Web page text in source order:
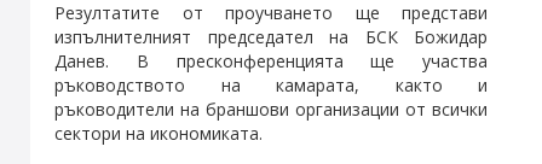
Резултатите от проучването ще представи
изпълнителният председател на БСК Божидар
Данев. В пресконференцията ще участва
ръководството на камарата, както и
ръководители на браншови организации от всички
сектори на икономиката.